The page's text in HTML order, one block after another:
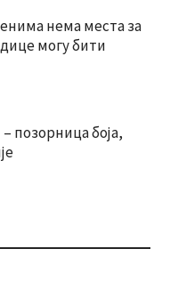
нема места за
могу бити
позорница боја,